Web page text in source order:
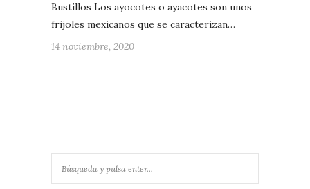
Bustillos Los ayocotes o ayacotes son unos
frijoles mexicanos que se caracterizan…
14 noviembre, 2020